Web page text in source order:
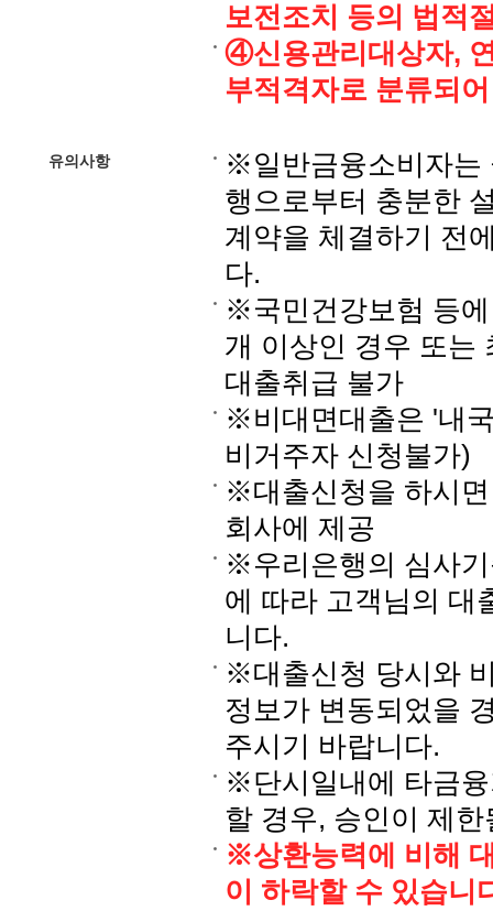
보전조치 등의 법적
④신용관리대상자,
부적격자로 분류되
유의사항
※일반금융소비자는
행으로부터 충분한
계약을 체결하기 전
다.
※국민건강보험 등
개 이상인 경우 또는
대출취급 불가
※비대면대출은 '내
비거주자 신청불가)
※대출신청을 하시
회사에 제공
※우리은행의 심사
에 따라 고객님의 대
니다.
※대출신청 당시와
정보가 변동되었을
주시기 바랍니다.
※단시일내에 타금
할 경우, 승인이 제
※상환능력에 비해
이 하락할 수 있습니